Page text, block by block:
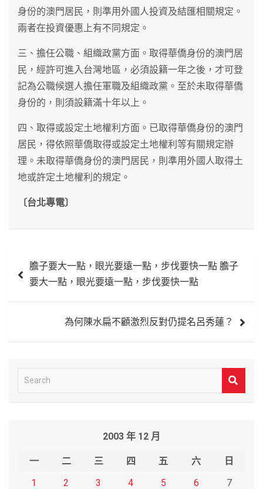
身份的澳門居民，則準用外國人投資及結匯相關規定。
兩者在投資優惠上有不同規定。
三、擔任公職、組織政黨方面。取得華僑身份的澳門居
民，經許可進入台灣地區，必須設籍一年之後，才可登
記為公職候選人擔任軍職及組織政黨。至於未取得華僑
身份的，則須設籍滿十年以上。
四、取得或設定土地權利方面。已取得華僑身份的澳門
居民，得依照華僑取得或設定土地權利等有關規定辦
理。未取得華僑身份的澳門居民，則準用外國人取得土
地或許定土地權利的規定。
〔台北專電〕
章 膽子要大一點，眼光要遠一點，步伐要快一點 膽子
要大一點，眼光要遠一點，步伐要快一點
為何陳水扁不顧激烈反對仍提名呂秀蓮？
e
2003 年 12 月
一 二 三 四 五 六
日
1
2 3 4 5 6
7